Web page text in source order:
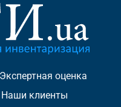
Экспертная оценка
Наши клиенты